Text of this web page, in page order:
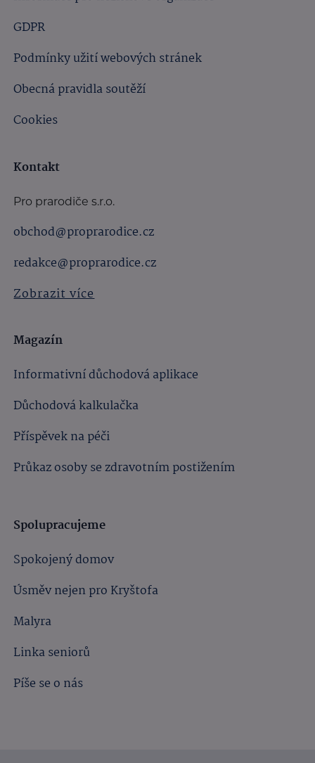
GDPR
Podmínky užití webových stránek
Obecná pravidla soutěží
Cookies
Kontakt
Pro prarodiče s.r.o.
obchod@proprarodice.cz
redakce@proprarodice.cz
Zobrazit více
Magazín
Informativní důchodová aplikace
Důchodová kalkulačka
Příspěvek na péči
Průkaz osoby se zdravotním postižením
Spolupracujeme
Spokojený domov
Úsměv nejen pro Kryštofa
Malyra
Linka seniorů
Píše se o nás